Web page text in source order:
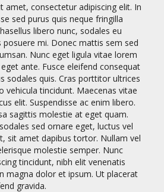
amet, consectetur adipiscing elit. In
sed purus quis neque fringilla
libero nunc, sodales eu
posuere mi. Donec mattis sem sed
Nunc eget ligula vitae lorem
ante. Fusce eleifend consequat
sodales quis. Cras porttitor ultrices
vehicula tincidunt. Maecenas vitae
elit. Suspendisse ac enim libero.
sagittis molestie at eget quam.
sed ornare eget, luctus vel
sit amet dapibus tortor. Nullam vel
molestie semper. Nunc
tincidunt, nibh elit venenatis
magna dolor et ipsum. Ut placerat
gravida.